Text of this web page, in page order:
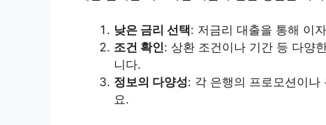
낮은 금리 선택: 저금리 대출을 통해 이
조건 확인: 상환 조건이나 기간 등 다양
니다.
정보의 다양성: 각 은행의 프로모션이나
요.